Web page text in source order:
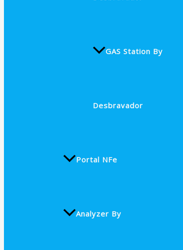
GAS Station By
Desbravador
Portal NFe
Analyzer By